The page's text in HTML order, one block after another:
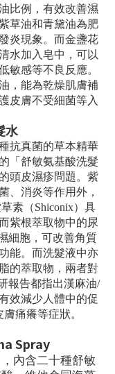
比例，有效改善濕
草油和青黛油為肥
炎現象。而金盞花
水加入皂中，可以
敏感等不良反應。
，能為乾燥肌膚補
皮膚不受細菌等入
水
抗真菌的草本精華
「舒敏氨基酸洗髮
頭皮濕疹問題。紫
、消炎等作用外，
素（Shiconix）具
紫根萃取物中的尿
細胞，可改善角質
能。而洗髮液中亦
的萃取物，兩者對
報告都指出漢麻油/
效減少人體中的促
痛癢等症狀。
Spray
內含二十種舒敏